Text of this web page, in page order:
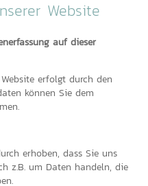
Website
auf dieser
erfolgt durch den
können Sie dem
erhoben, dass Sie uns
z.B. um Daten handeln, die